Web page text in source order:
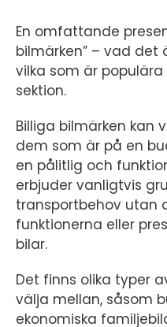
En omfattande
bilmärken” – vad det
vilka som är
sektion.
Billiga bilmärken kan
dem som är på en
en pålitlig och
erbjuder vanligtvis
transportbehov utan
funktionerna eller
bilar.
Det finns olika typer
välja mellan, såsom
ekonomiska